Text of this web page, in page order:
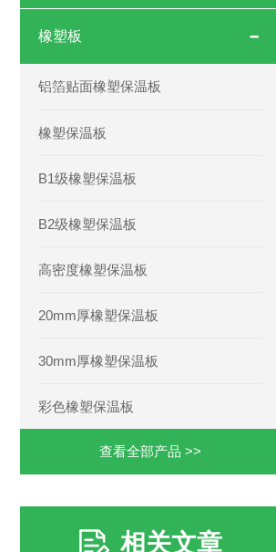
橡塑板
铝箔贴面橡塑保温板
橡塑保温板
B1级橡塑保温板
B2级橡塑保温板
高密度橡塑保温板
20mm厚橡塑保温板
30mm厚橡塑保温板
彩色橡塑保温板
查看全部产品 >>
相关文章